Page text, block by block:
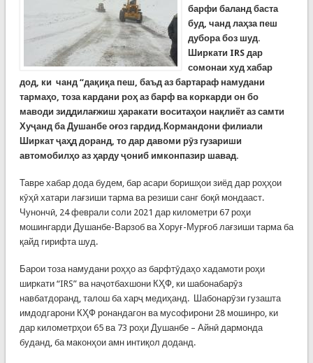
барфи баланд баста
буд, чанд лаҳза пеш
дубора боз шуд.
Ширкати IRS дар
сомонаи худ хабар
дод, ки чанд “дақиқа пеш, баъд аз бартараф намудани
тармаҳо, тоза кардани роҳ аз барф ва коркарди он бо
маводи зиддилағжиш ҳаракати воситаҳои нақлиёт аз самти
Хуҷанд ба Душанбе оғоз гардид.Кормандони филиали
Ширкат ҷаҳд доранд, то дар давоми рӯз гузариши
автомобилҳо аз ҳарду ҷониб имконпазир шавад.
Тавре хабар дода будем, бар асари боришҳои зиёд дар роҳҳои
кӯҳӣ хатари лағзиши тарма ва резиши санг боқӣ мондааст.
Чунончӣ, 24 феврали соли 2021 дар километри 67 роҳи
мошингарди Душанбе-Варзоб ва Хоруғ-Мурғоб лағзиши тарма ба
қайд гирифта шуд.
Барои тоза намудани роҳҳо аз барфтӯдаҳо хадамоти роҳи
ширкати “IRS” ва наҷотбахшони КҲФ, ки шабонабарӯз
навбатдоранд, талош ба харҷ медиҳанд. Шабонарӯзи гузашта
имдодгарони КҲФ ронандагон ва мусофирони 28 мошинро, ки
дар километрҳои 65 ва 73 роҳи Душанбе – Айнӣ дармонда
буданд, ба маконҳои амн интиқол доданд.